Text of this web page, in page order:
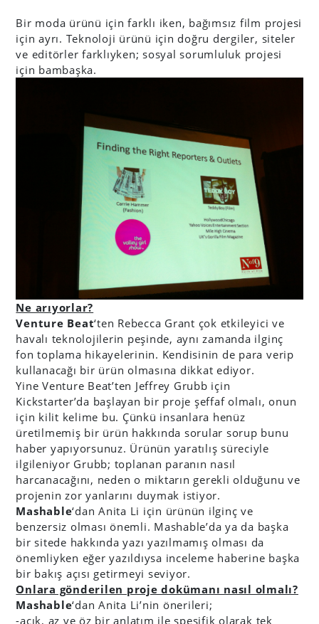
Bir moda ürünü için farklı iken, bağımsız film projesi
için ayrı. Teknoloji ürünü için doğru dergiler, siteler
ve editörler farklıyken; sosyal sorumluluk projesi
için bambaşka.
Ne arıyorlar?
Venture Beat‘ten Rebecca Grant çok etkileyici ve
havalı teknolojilerin peşinde, aynı zamanda ilginç
fon toplama hikayelerinin. Kendisinin de para verip
kullanacağı bir ürün olmasına dikkat ediyor.
Yine Venture Beat’ten Jeffrey Grubb için
Kickstarter’da başlayan bir proje şeffaf olmalı, onun
için kilit kelime bu. Çünkü insanlara henüz
üretilmemiş bir ürün hakkında sorular sorup bunu
haber yapıyorsunuz. Ürünün yaratılış süreciyle
ilgileniyor Grubb; toplanan paranın nasıl
harcanacağını, neden o miktarın gerekli olduğunu ve
projenin zor yanlarını duymak istiyor.
Mashable‘dan Anita Li için ürünün ilginç ve
benzersiz olması önemli. Mashable’da ya da başka
bir sitede hakkında yazı yazılmamış olması da
önemliyken eğer yazıldıysa inceleme haberine başka
bir bakış açısı getirmeyi seviyor.
Onlara gönderilen proje dokümanı nasıl olmalı?
Mashable‘dan Anita Li’nin önerileri;
-açık, az ve öz bir anlatım ile spesifik olarak tek